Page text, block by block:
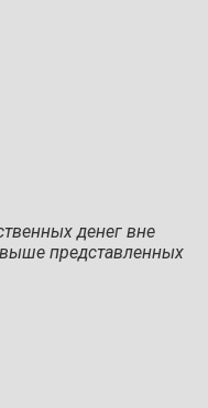
денег вне
представленных